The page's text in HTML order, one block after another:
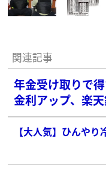
関連記事
年金受け取りで
金利アップ、楽
【大人気】ひんや